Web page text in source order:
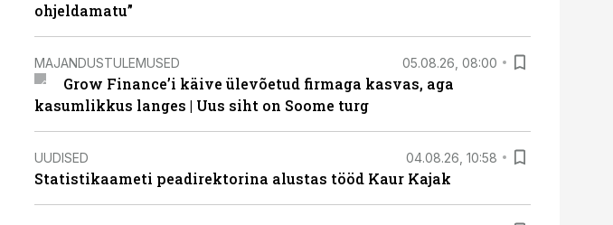
ohjeldamatu”
MAJANDUSTULEMUSED 05.08.26, 08:00
Grow Finance’i käive ülevõetud firmaga kasvas, aga
kasumlikkus langes | Uus siht on Soome turg
UUDISED 04.08.26, 10:58
Statistikaameti peadirektorina alustas tööd Kaur Kajak